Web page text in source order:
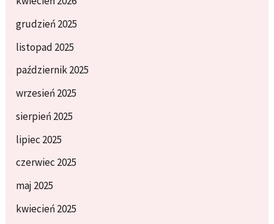
grudzień 2025
listopad 2025
październik 2025
wrzesień 2025
sierpień 2025
lipiec 2025
czerwiec 2025
maj 2025
kwiecień 2025